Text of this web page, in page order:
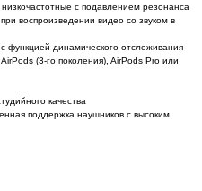
с подавлением резонанса
воспроизведении видео со звуком в
функцией динамического отслеживания
(3‑го поколения), AirPods Pro или
качества
поддержка наушников с высоким